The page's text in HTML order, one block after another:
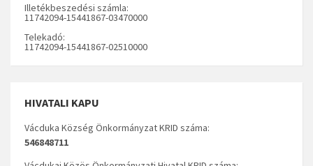
Illetékbeszedési számla:
11742094-15441867-03470000
Telekadó:
11742094-15441867-02510000
HIVATALI KAPU
Vácduka Község Önkormányzat KRID száma:
546848711